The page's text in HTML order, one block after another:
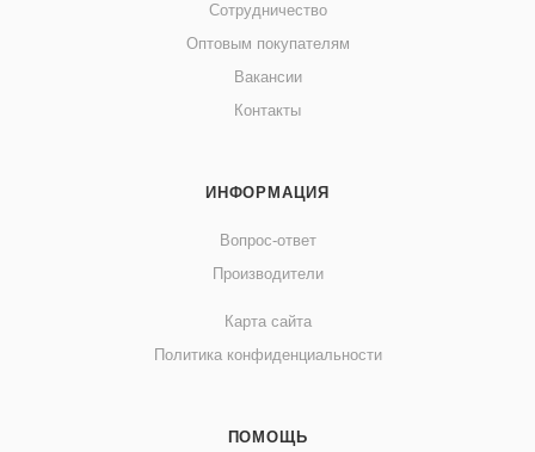
Сотрудничество
Оптовым покупателям
Вакансии
Контакты
ИНФОРМАЦИЯ
Вопрос-ответ
Производители
Карта сайта
Политика конфиденциальности
ПОМОЩЬ